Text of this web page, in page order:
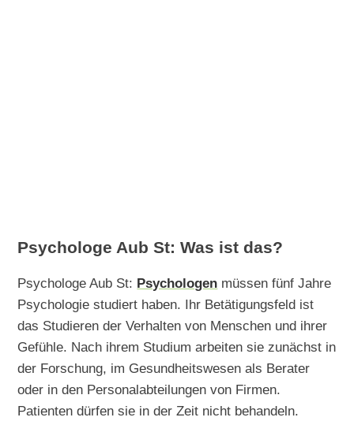
Psychologe Aub St: Was ist das?
Psychologe Aub St: Psychologen müssen fünf Jahre
Psychologie studiert haben. Ihr Betätigungsfeld ist
das Studieren der Verhalten von Menschen und ihrer
Gefühle. Nach ihrem Studium arbeiten sie zunächst in
der Forschung, im Gesundheitswesen als Berater
oder in den Personalabteilungen von Firmen.
Patienten dürfen sie in der Zeit nicht behandeln.